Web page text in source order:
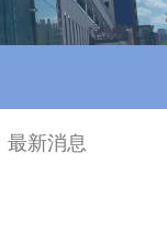
最新消息